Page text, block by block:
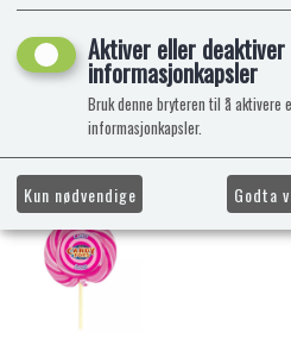
Aktiver eller
informasjonkapsler
Bruk denne bryteren til å aktivere
informasjonkapsler.
Kun nødvendige Godta